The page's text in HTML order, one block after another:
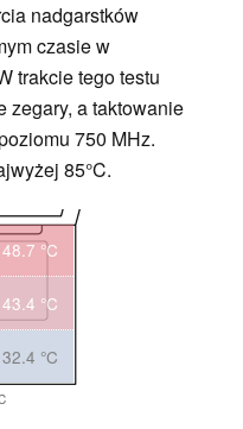
nadgarstków
czasie w
trakcie tego testu
zegary, a taktowanie
750 MHz.
85°C.
48.7 °C
43.4 °C
32.4 °C